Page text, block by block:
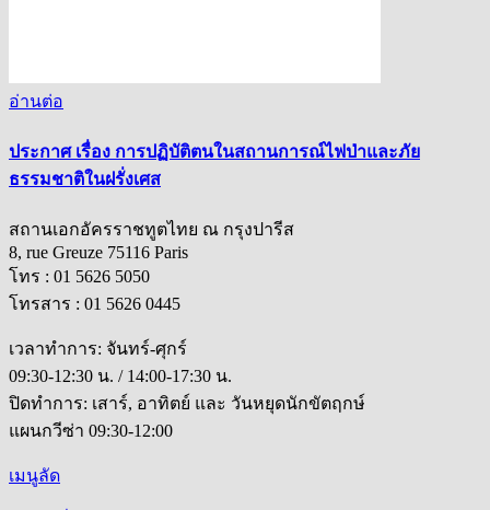
อ่านต่อ
ประกาศ เรื่อง การปฏิบัติตนในสถานการณ์ไฟป่าและภัย
ธรรมชาติในฝรั่งเศส
สถานเอกอัครราชทูตไทย ณ กรุงปารีส
8, rue Greuze 75116 Paris
โทร : 01 5626 5050
โทรสาร : 01 5626 0445
เวลาทำการ: จันทร์-ศุกร์
09:30-12:30 น. / 14:00-17:30 น.
ปิดทำการ: เสาร์, อาทิตย์ และ วันหยุดนักขัตฤกษ์
แผนกวีซ่า 09:30-12:00
เมนูลัด